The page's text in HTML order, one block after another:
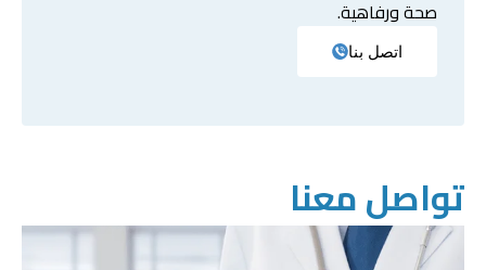
صحة ورفاهية.
اتصل بنا
تواصل معنا